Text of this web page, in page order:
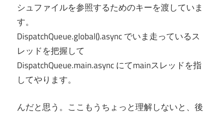
シュファイルを参照するためのキーを渡していま
す。
DispatchQueue.global().async でいま走っているス
レッドを把握して
DispatchQueue.main.async にてmainスレッドを指
してやります。
んだと思う。ここもうちょっと理解しないと、後